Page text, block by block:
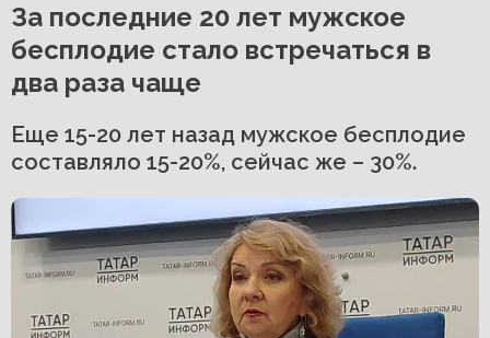
За последние 20 лет мужское
бесплодие стало встречаться в
два раза чаще
Еще 15-20 лет назад мужское бесплодие
составляло 15-20%, сейчас же – 30%.